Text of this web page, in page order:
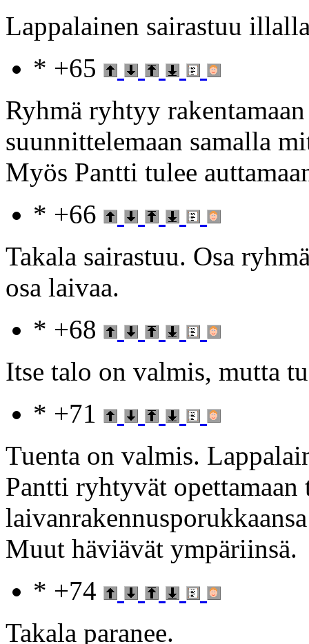
Lappalainen sairastuu
* +65
Ryhmä ryhtyy
suunnittelemaan samalla
Myös Pantti tulee
* +66
Takala sairastuu. Osa
osa laivaa.
* +68
Itse talo on valmis, mutta
* +71
Tuenta on valmis.
Pantti ryhtyvät opettamaan
Muut häviävät ympäriinsä.
* +74
Takala paranee.